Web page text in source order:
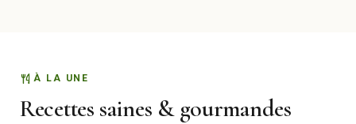
À LA UNE
Recettes saines & gourmandes